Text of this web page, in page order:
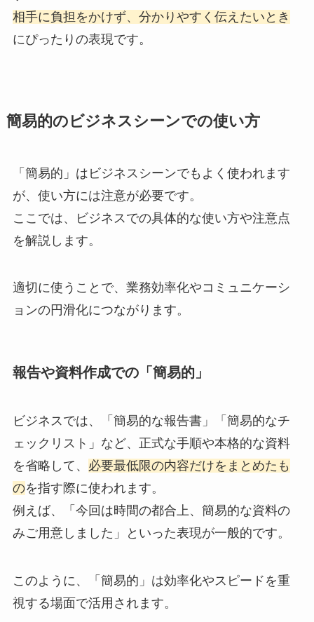
相手に負担をかけず、分かりやすく伝えたいとき
にぴったりの表現です。
簡易的のビジネスシーンでの使い方
「簡易的」はビジネスシーンでもよく使われます
が、使い方には注意が必要です。
ここでは、ビジネスでの具体的な使い方や注意点
を解説します。
適切に使うことで、業務効率化やコミュニケーシ
ョンの円滑化につながります。
報告や資料作成での「簡易的」
ビジネスでは、「簡易的な報告書」「簡易的なチ
ェックリスト」など、正式な手順や本格的な資料
を省略して、 必要最低限の内容だけをまとめたも
のを指す際に使われます。
例えば、「今回は時間の都合上、簡易的な資料の
みご用意しました」といった表現が一般的です。
このように、「簡易的」は効率化やスピードを重
視する場面で活用されます。